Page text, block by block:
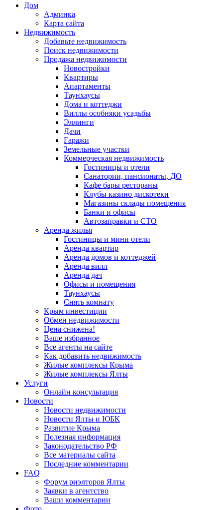
Дом
Админка
Карта сайта
Недвижимость
Добавьте недвижимость
Поиск недвижимости
Продажа недвижимости
Новостройки
Квартиры
Апартаменты
Таунхаусы
Дома и коттеджи
Виллы особняки усадьбы
Эллинги
Дачи
Гаражи
Земельные участки
Коммерческая недвижимость
Гостиницы и отели
Санатории, пансионаты, ДО
Кафе бары рестораны
Клубы казино дискотеки
Магазины склады помещения
Банки и офисы
Автозаправки и СТО
Аренда жилья
Гостиницы и мини отели
Аренда квартир
Аренда домов и коттеджей
Аренда вилл
Аренда дач
Офисы и помещения
Таунхаусы
Снять комнату
Крым инвестиции
Обмен недвижимости
Цена снижена!
Ваше избранное
Все агенты на сайте
Как добавить недвижимость
Жилые комплексы Крыма
Жилые комплексы Ялты
Услуги
Онлайн консультация
Новости
Новости недвижимости
Новости Ялты и ЮБК
Развитие Крыма
Полезная информация
Законодательство РФ
Все материалы сайта
Последние комментарии
FAQ
Форум риэлторов Ялты
Заявки в агентство
Ваши комментарии